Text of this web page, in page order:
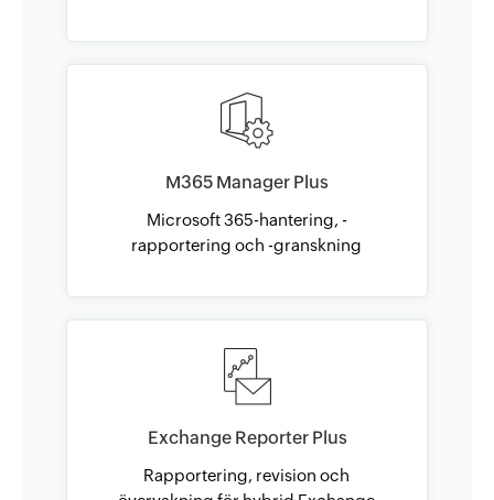
M365 Manager Plus
Microsoft 365-hantering, -
rapportering och -granskning
Exchange Reporter Plus
Rapportering, revision och